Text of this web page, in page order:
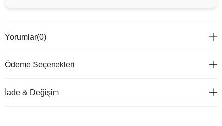
Yorumlar(0)
Ödeme Seçenekleri
İade & Değişim